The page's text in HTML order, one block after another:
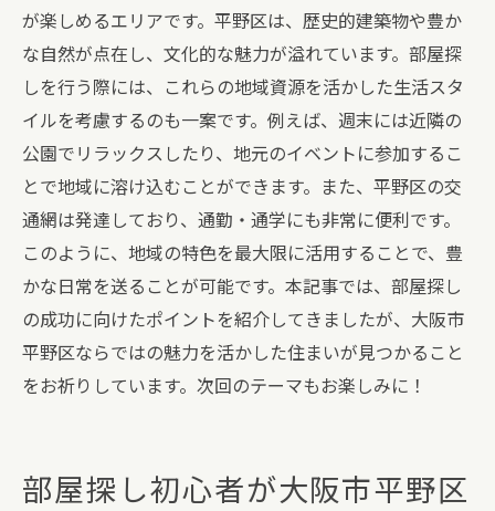
が楽しめるエリアです。平野区は、歴史的建築物や豊か
な自然が点在し、文化的な魅力が溢れています。部屋探
しを行う際には、これらの地域資源を活かした生活スタ
イルを考慮するのも一案です。例えば、週末には近隣の
公園でリラックスしたり、地元のイベントに参加するこ
とで地域に溶け込むことができます。また、平野区の交
通網は発達しており、通勤・通学にも非常に便利です。
このように、地域の特色を最大限に活用することで、豊
かな日常を送ることが可能です。本記事では、部屋探し
の成功に向けたポイントを紹介してきましたが、大阪市
平野区ならではの魅力を活かした住まいが見つかること
をお祈りしています。次回のテーマもお楽しみに！
部屋探し初心者が大阪市平野区